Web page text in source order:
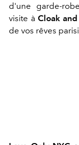
d'une garde-
visite àCloak
de vos rêves